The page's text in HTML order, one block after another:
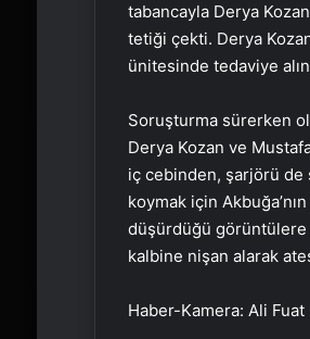
tabancayla Derya
tetiği çekti. Derya
ünitesinde tedaviye
Soruşturma sürerken
Derya Kozan ve
iç cebinden, şarjörü de
koymak için
düşürdüğü görüntülere
kalbine nişan alarak
Haber-Kamera: Ali Fuat